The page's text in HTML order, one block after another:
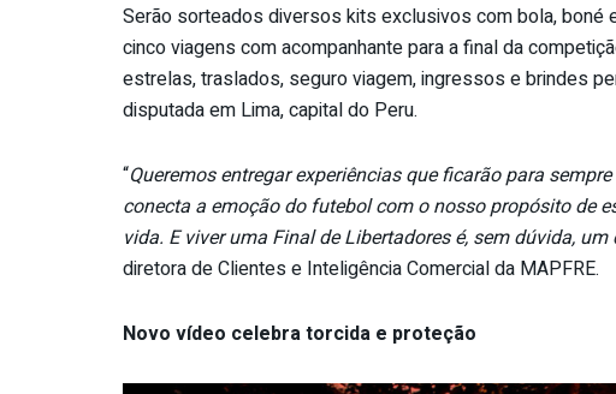
Serão sorteados diversos kits exclusivos com bola, boné
cinco viagens com acompanhante para a final da
estrelas, traslados, seguro viagem, ingressos e brindes
disputada em Lima, capital do Peru.
“Queremos entregar experiências que ficarão para
conecta a emoção do futebol com o nosso propósito de
vida. E viver uma Final de Libertadores é, sem dúvida, um
diretora de Clientes e Inteligência Comercial da MAPFRE.
Novo vídeo celebra torcida e proteção